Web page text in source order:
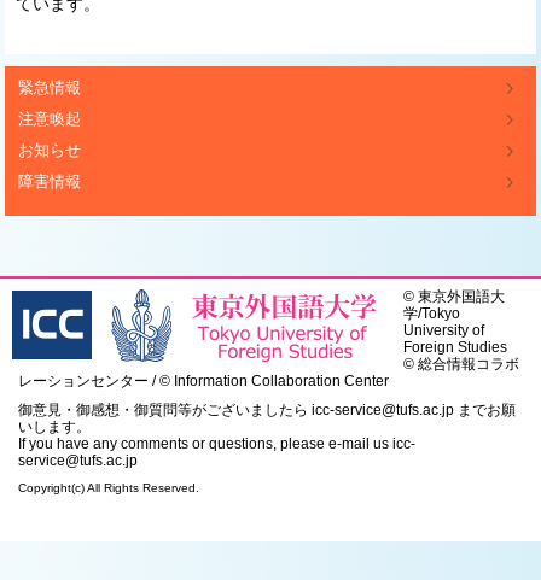
ています。
緊急情報
注意喚起
お知らせ
障害情報
©東京外国語大
学/Tokyo
University of
Foreign Studies
© 総合情報コラボ
レーションセンター / © Information Collaboration Center
御意見・御感想・御質問等がございましたらicc-service@tufs.ac.jp までお願
いします。
If you have any comments or questions, please e-mail usicc-
service@tufs.ac.jp
Copyright(c) All Rights Reserved.